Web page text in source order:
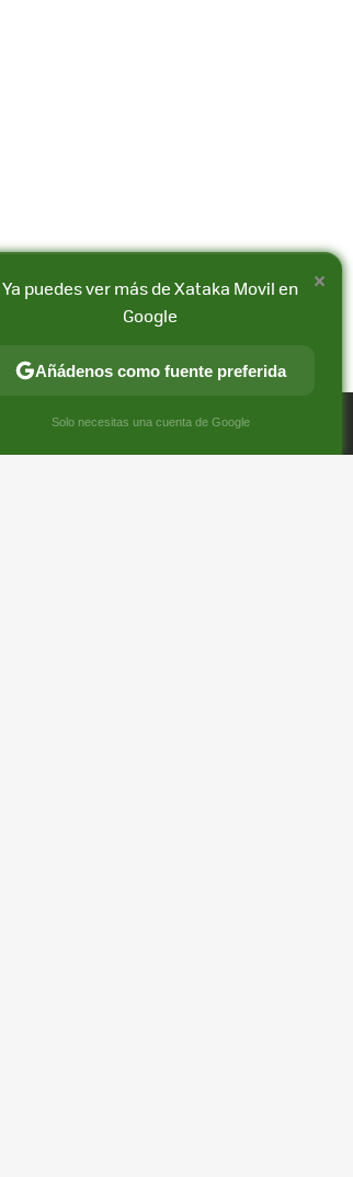
FACEBOOK
X
E-
×
Ya puedes ver más de Xataka Movil en
Google
Añádenos como fuente preferida
Solo necesitas una cuenta de Google